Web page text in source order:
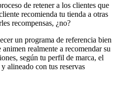
de retener a los clientes que
recomienda tu tienda a otras
recompensas, ¿no?
un programa de referencia bien
realmente a recomendar su
según tu perfil de marca, el
alineado con tus reservas